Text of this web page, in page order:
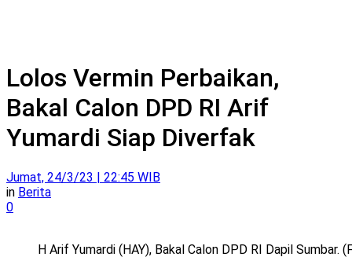
Lolos Vermin Perbaikan,
Bakal Calon DPD RI Arif
Yumardi Siap Diverfak
Jumat, 24/3/23 | 22:45 WIB
in Berita
0
H Arif Yumardi (HAY), Bakal Calon DPD RI Dapil Sumbar.